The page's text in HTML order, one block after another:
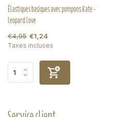
Élastiques basiques avec pompons Kate -
leopard love
€4,95 €1,24
Taxes incluses